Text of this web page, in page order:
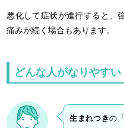
悪化して症状が進行すると、
痛みが続く場合もあります。
どんな人がなりやすい
生まれつきの